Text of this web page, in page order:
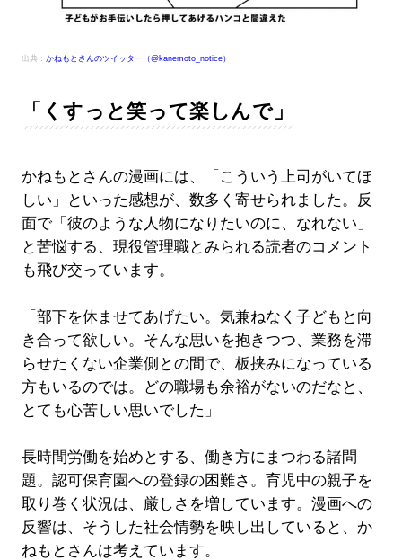
出典： かねもとさんのツイッター（@kanemoto_notice）
「くすっと笑って楽しんで」
かねもとさんの漫画には、「こういう上司がいてほ
しい」といった感想が、数多く寄せられました。反
面で「彼のような人物になりたいのに、なれない」
と苦悩する、現役管理職とみられる読者のコメント
も飛び交っています。
「部下を休ませてあげたい。気兼ねなく子どもと向
き合って欲しい。そんな思いを抱きつつ、業務を滞
らせたくない企業側との間で、板挟みになっている
方もいるのでは。どの職場も余裕がないのだなと、
とても心苦しい思いでした」
長時間労働を始めとする、働き方にまつわる諸問
題。認可保育園への登録の困難さ。育児中の親子を
取り巻く状況は、厳しさを増しています。漫画への
反響は、そうした社会情勢を映し出していると、か
ねもとさんは考えています。